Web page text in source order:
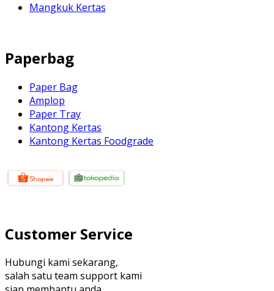
Mangkuk Kertas
Paperbag
Paper Bag
Amplop
Paper Tray
Kantong Kertas
Kantong Kertas Foodgrade
Customer Service
Hubungi kami sekarang,
salah satu team support kami